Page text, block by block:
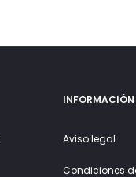
INFORMACIÓN
Aviso legal
Condiciones